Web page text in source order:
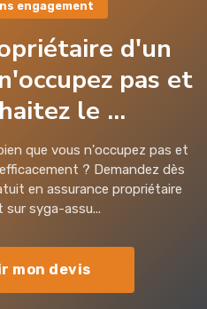
engagement
d'un
pas et
le ...
que vous n'occupez pas et
? Demandez dès
en assurance propriétaire
syga-assu...
mon devis